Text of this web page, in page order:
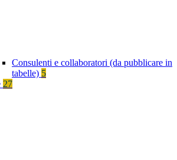
Consulenti e collaboratori (da pubblicare in
tabelle) 5
27